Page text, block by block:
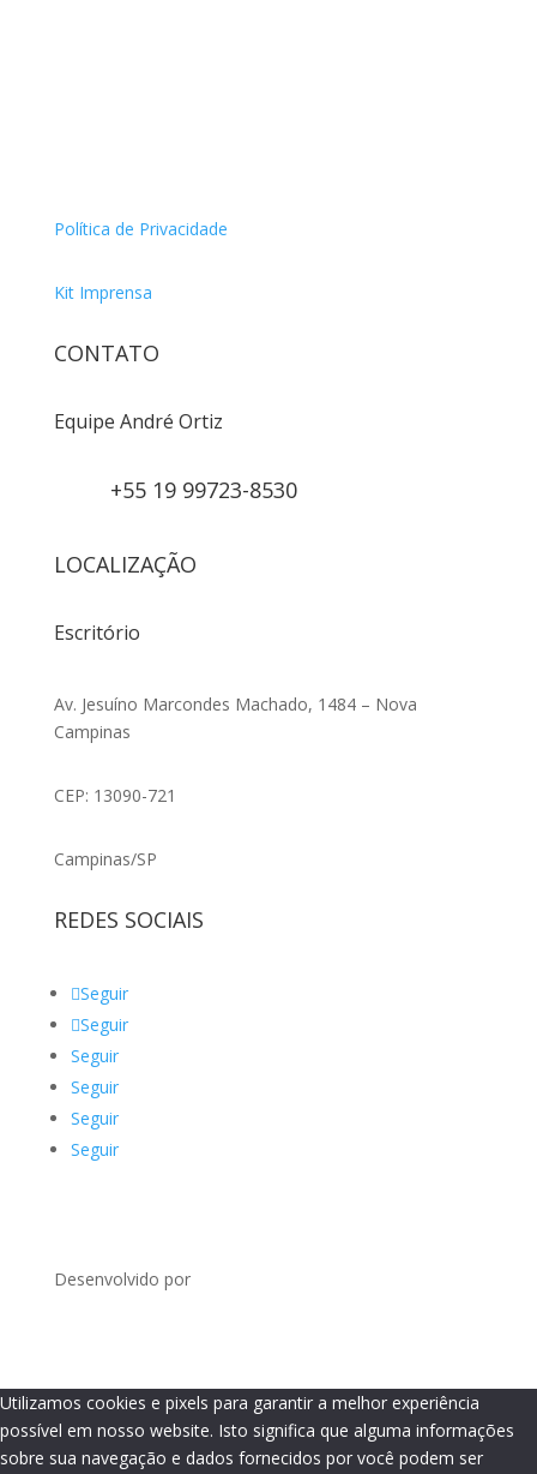
Política de Privacidade
Kit Imprensa
CONTATO
Equipe André Ortiz
+55 19 99723-8530
LOCALIZAÇÃO
Escritório
Av. Jesuíno Marcondes Machado, 1484 – Nova
Campinas
CEP: 13090-721
Campinas/SP
REDES SOCIAIS
Seguir
Seguir
Seguir
Seguir
Seguir
Seguir
Desenvolvido por
Utilizamos cookies e pixels para garantir a melhor experiência
possível em nosso website. Isto significa que alguma informações
sobre sua navegação e dados fornecidos por você podem ser